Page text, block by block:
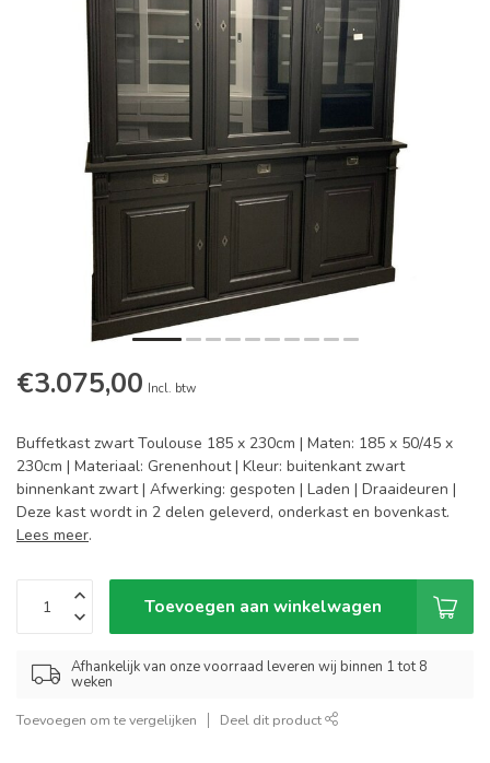
€3.075,00 Incl. btw
Buffetkast zwart Toulouse 185 x 230cm | Maten: 185 x 50/45 x
230cm | Materiaal: Grenenhout | Kleur: buitenkant zwart
binnenkant zwart | Afwerking: gespoten | Laden | Draaideuren |
Deze kast wordt in 2 delen geleverd, onderkast en bovenkast.
Lees meer.
Toevoegen aan winkelwagen
Afhankelijk van onze voorraad leveren wij binnen 1 tot 8
weken
Toevoegen om te vergelijken Deel dit product